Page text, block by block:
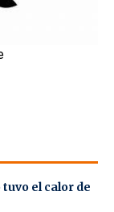
el calor de